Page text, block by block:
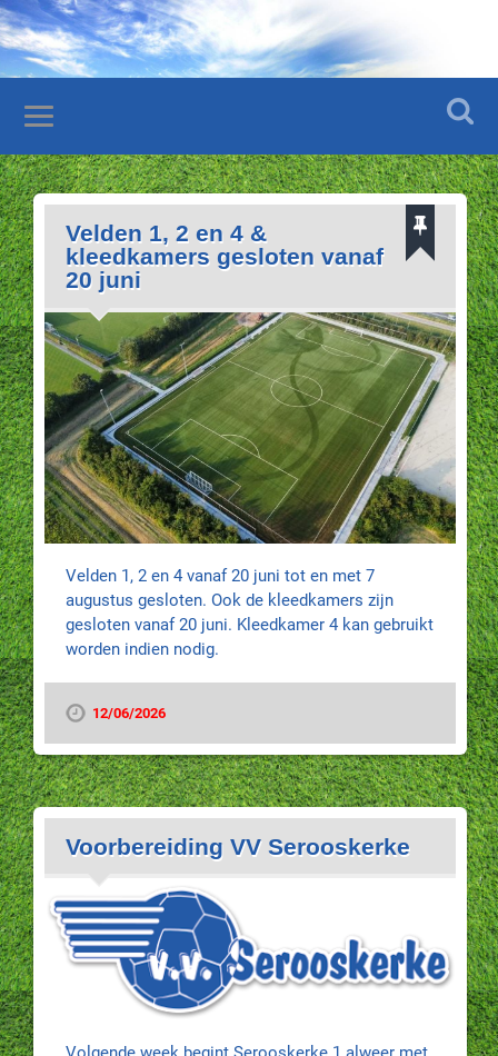
Velden 1, 2 en 4 &
kleedkamers gesloten vanaf
20 juni
Velden 1, 2 en 4 vanaf 20 juni tot en met 7
augustus gesloten. Ook de kleedkamers zijn
gesloten vanaf 20 juni. Kleedkamer 4 kan gebruikt
worden indien nodig.
12/06/2026
Voorbereiding VV Serooskerke